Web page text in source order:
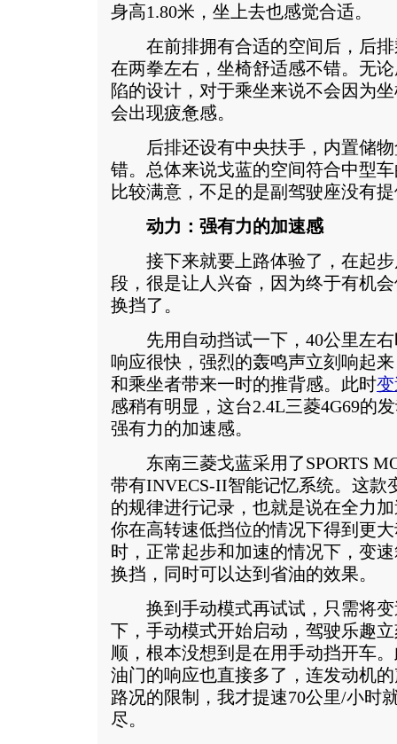
身高1.80米，坐上去也感觉合适。
在前排拥有合适的空间后，后排
在两拳左右，坐椅舒适感不错。无
陷的设计，对于乘坐来说不会因为
会出现疲惫感。
后排还设有中央扶手，内置储物
错。总体来说戈蓝的空间符合中型
比较满意，不足的是副驾驶座没有
动力：强有力的加速感
接下来就要上路体验了，在起步
段，很是让人兴奋，因为终于有机
换挡了。
先用自动挡试一下，40公里左右
响应很快，强烈的轰鸣声立刻响起
和乘坐者带来一时的推背感。此时
感稍有明显，这台2.4L三菱4G69的
强有力的加速感。
东南三菱戈蓝采用了SPORTS
带有INVECS-II智能记忆系统。这款
的规律进行记录，也就是说在全力
你在高转速低挡位的情况下得到更
时，正常起步和加速的情况下，变
换挡，同时可以达到省油的效果。
换到手动模式再试试，只需将变
下，手动模式开始启动，驾驶乐趣
顺，根本没想到是在用手动挡开车
油门的响应也直接多了，连发动机
路况的限制，我才提速70公里/小时
尽。